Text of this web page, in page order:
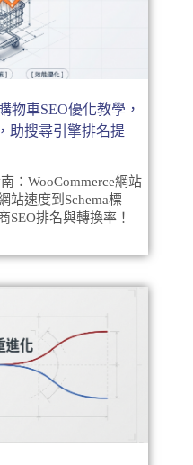
物車SEO優化教學，
助搜尋引擎排名提
：WooCommerce網站
站速度到Schema標
SEO排名與轉換率！